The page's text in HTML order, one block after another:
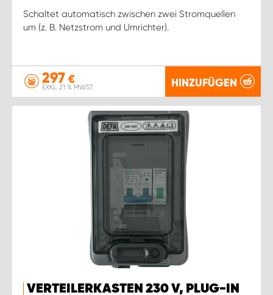
Schaltet automatisch zwischen zwei Stromquellen
um (z. B. Netzstrom und Umrichter).
297 €
EXKL. 21 % MWST. HINZUFÜGEN
VERTEILERKASTEN 230 V, PLUG-IN